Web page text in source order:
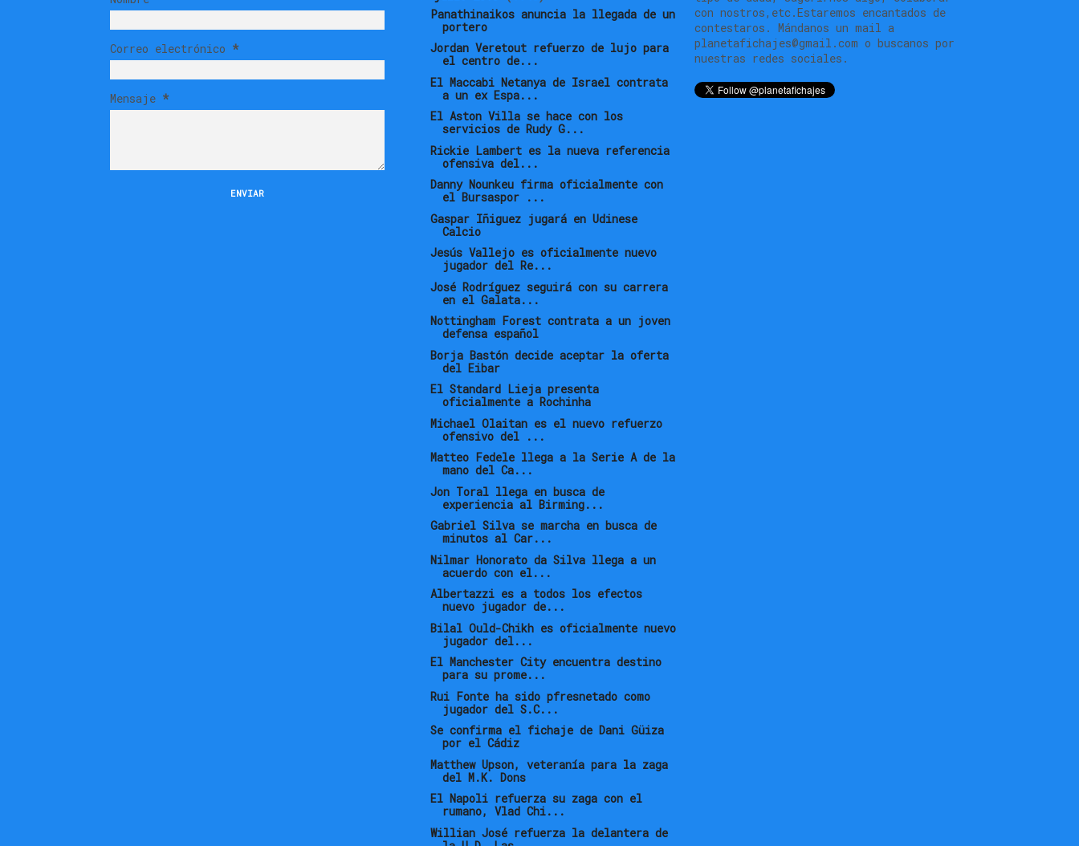
Correo electrónico *
Mensaje *
Panathinaikos anuncia la llegada de un
portero
Jordan Veretout refuerzo de lujo para
el centro de...
El Maccabi Netanya de Israel contrata
a un ex Espa...
El Aston Villa se hace con los
servicios de Rudy G...
Rickie Lambert es la nueva referencia
ofensiva del...
Danny Nounkeu firma oficialmente con
el Bursaspor ...
Gaspar Iñiguez jugará en Udinese
Calcio
Jesús Vallejo es oficialmente nuevo
jugador del Re...
José Rodríguez seguirá con su carrera
en el Galata...
Nottingham Forest contrata a un joven
defensa español
Borja Bastón decide aceptar la oferta
del Eibar
El Standard Lieja presenta
oficialmente a Rochinha
Michael Olaitan es el nuevo refuerzo
ofensivo del ...
Matteo Fedele llega a la Serie A de la
mano del Ca...
Jon Toral llega en busca de
experiencia al Birming...
Gabriel Silva se marcha en busca de
minutos al Car...
Nilmar Honorato da Silva llega a un
acuerdo con el...
Albertazzi es a todos los efectos
nuevo jugador de...
Bilal Ould-Chikh es oficialmente nuevo
jugador del...
El Manchester City encuentra destino
para su prome...
Rui Fonte ha sido pfresnetado como
jugador del S.C...
Se confirma el fichaje de Dani Güiza
por el Cádiz
Matthew Upson, veteranía para la zaga
del M.K. Dons
El Napoli refuerza su zaga con el
rumano, Vlad Chi...
Willian José refuerza la delantera de
con nostros,etc.Estaremos encantados de
contestaros. Mándanos un mail a
planetafichajes@gmail.com o buscanos por
nuestras redes sociales.